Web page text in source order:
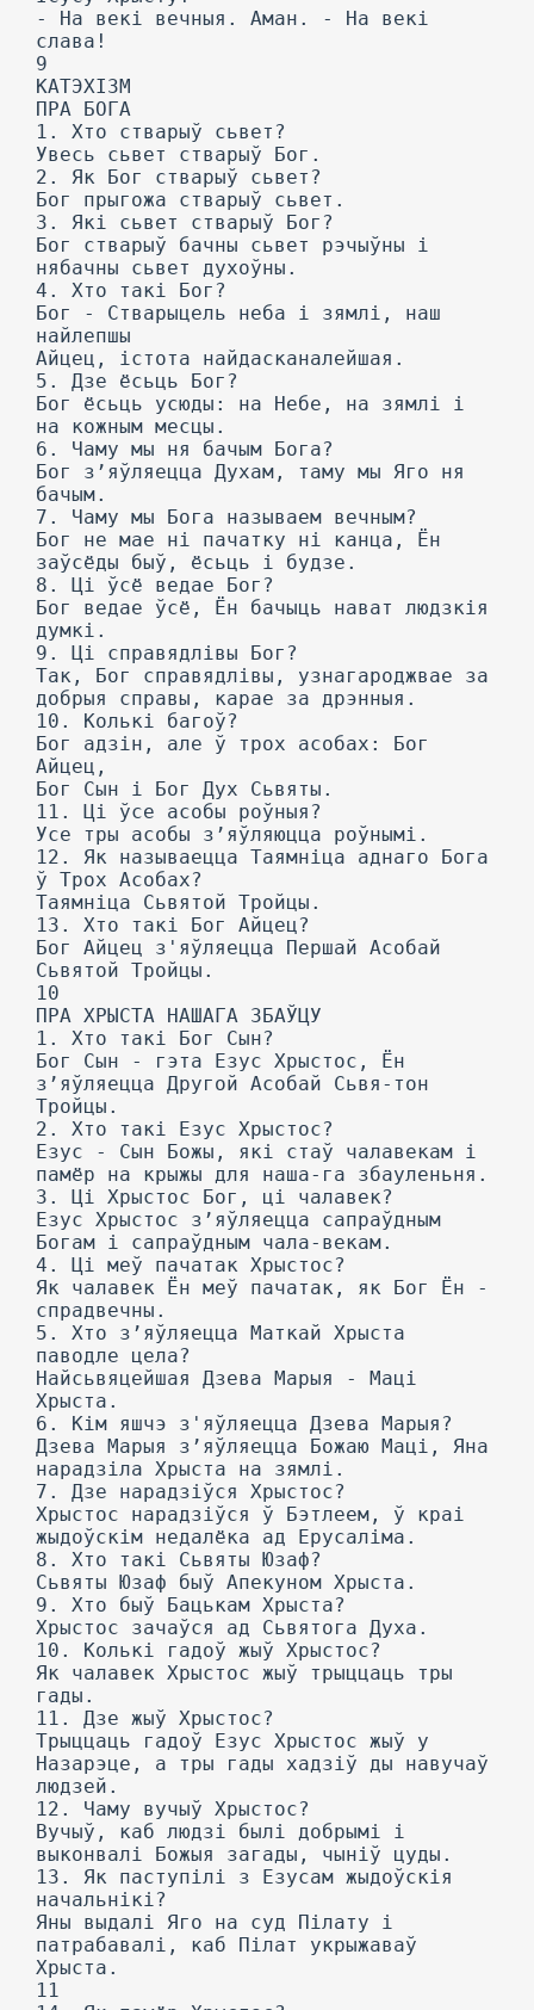
- На векі вечныя. Аман. - На векі
слава!
9
КАТЭХІЗМ
ПРА БОГА
1. Хто стварыў сьвет?
Увесь сьвет стварыў Бог.
2. Як Бог стварыў сьвет?
Бог прыгожа стварыў сьвет.
3. Які сьвет стварыў Бог?
Бог стварыў бачны сьвет рэчыўны і
нябачны сьвет духоўны.
4. Хто такі Бог?
Бог - Стварыцель неба і зямлі, наш
найлепшы
Айцец, істота найдасканалейшая.
5. Дзе ёсьць Бог?
Бог ёсьць усюды: на Небе, на зямлі і
на кожным месцы.
6. Чаму мы ня бачым Бога?
Бог з’яўляецца Духам, таму мы Яго ня
бачым.
7. Чаму мы Бога называем вечным?
Бог не мае ні пачатку ні канца, Ён
заўсёды быў, ёсьць і будзе.
8. Ці ўсё ведае Бог?
Бог ведае ўсё, Ён бачыць нават людзкія
думкі.
9. Ці справядлівы Бог?
Так, Бог справядлівы, узнагароджвае за
добрыя справы, карае за дрэнныя.
10. Колькі багоў?
Бог адзін, але ў трох асобах: Бог
Айцец,
Бог Сын і Бог Дух Сьвяты.
11. Ці ўсе асобы роўныя?
Усе тры асобы з’яўляюцца роўнымі.
12. Як называецца Таямніца аднаго Бога
ў Трох Асобах?
Таямніца Сьвятой Тройцы.
13. Хто такі Бог Айцец?
Бог Айцец з'яўляецца Першай Асобай
Сьвятой Тройцы.
10
ПРА ХРЫСТА НАШАГА ЗБАЎЦУ
1. Хто такі Бог Сын?
Бог Сын - гэта Езус Хрыстос, Ён
з’яўляецца Другой Асобай Сьвя-тон
Тройцы.
2. Хто такі Езус Хрыстос?
Езус - Сын Божы, які стаў чалавекам і
памёр на крыжы для наша-га збауленьня.
3. Ці Хрыстос Бог, ці чалавек?
Езус Хрыстос з’яўляецца сапраўдным
Богам і сапраўдным чала-векам.
4. Ці меў пачатак Хрыстос?
Як чалавек Ён меў пачатак, як Бог Ён -
спрадвечны.
5. Хто з’яўляецца Маткай Хрыста
паводле цела?
Найсьвяцейшая Дзева Марыя - Маці
Хрыста.
6. Кім яшчэ з'яўляецца Дзева Марыя?
Дзева Марыя з’яўляецца Божаю Маці, Яна
нарадзіла Хрыста на зямлі.
7. Дзе нарадзіўся Хрыстос?
Хрыстос нарадзіўся ў Бэтлеем, ў краі
жыдоўскім недалёка ад Ерусаліма.
8. Хто такі Сьвяты Юзаф?
Сьвяты Юзаф быў Апекуном Хрыста.
9. Хто быў Бацькам Хрыста?
Хрыстос зачаўся ад Сьвятога Духа.
10. Колькі гадоў жыў Хрыстос?
Як чалавек Хрыстос жыў трыццаць тры
гады.
11. Дзе жыў Хрыстос?
Трыццаць гадоў Езус Хрыстос жыў у
Назарэце, а тры гады хадзіў ды навучаў
людзей.
12. Чаму вучыў Хрыстос?
Вучыў, каб людзі былі добрымі і
выконвалі Божыя загады, чыніў цуды.
13. Як паступілі з Езусам жыдоўскія
начальнікі?
Яны выдалі Яго на суд Пілату і
патрабавалі, каб Пілат укрыжаваў
Хрыста.
11